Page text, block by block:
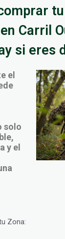
Carril
si eres
el
solo
y el
Zona: